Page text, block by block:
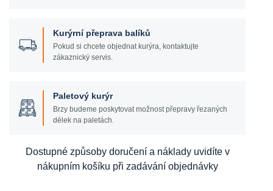
Kurýrní přeprava balíků
Pokud si chcete objednat kurýra, kontaktujte
zákaznický servis.
Paletový kurýr
Brzy budeme poskytovat možnost přepravy řezaných
délek na paletách.
Dostupné způsoby doručení a náklady uvidíte v
nákupním košíku při zadávání objednávky